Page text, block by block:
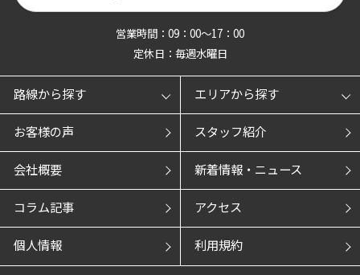
営業時間：09：00～17：00
定休日：毎週水曜日
路線から探す エリアから探す
お客様の声 スタッフ紹介
会社概要 新着情報・ニュース
コラム記事 アクセス
個人情報 利用規約